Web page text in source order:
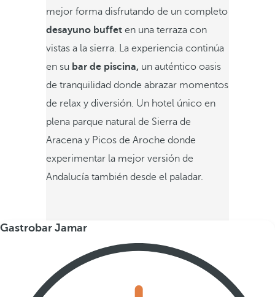
mejor forma disfrutando de un completo
desayuno buffeten una terraza con
vistas a la sierra. La experiencia continúa
en su bar de piscina,un auténtico oasis
de tranquilidad donde abrazar momentos
de relax y diversión. Un hotel único en
plena parque natural de Sierra de
Aracena y Picos de Aroche donde
experimentar la mejor versión de
Andalucía también desde el paladar.
Gastrobar Jamar